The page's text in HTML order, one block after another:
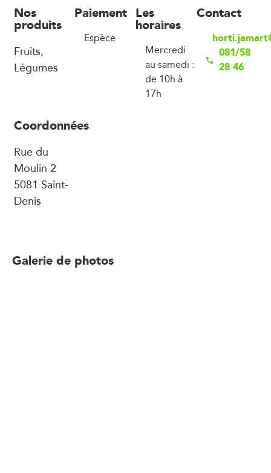
Nos
produits
Fruits,
Légumes
Paiement
Espèce
Les
horaires
Mercredi
au samedi :
de 10h à
17h
Contact
081/58
28 46
Coordonnées
Rue du
Moulin 2
5081 Saint-
Denis
Galerie de photos